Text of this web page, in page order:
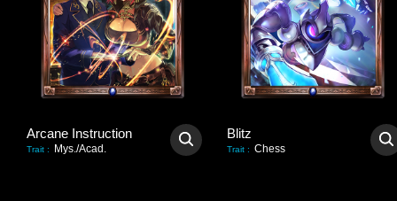
Arcane Instruction
Trait : Mys./Acad.
Blitz
Trait : Chess